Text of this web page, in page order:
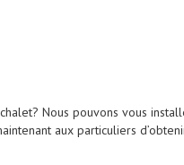
Nous pouvons vous
aux particuliers